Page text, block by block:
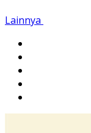
Lainnya